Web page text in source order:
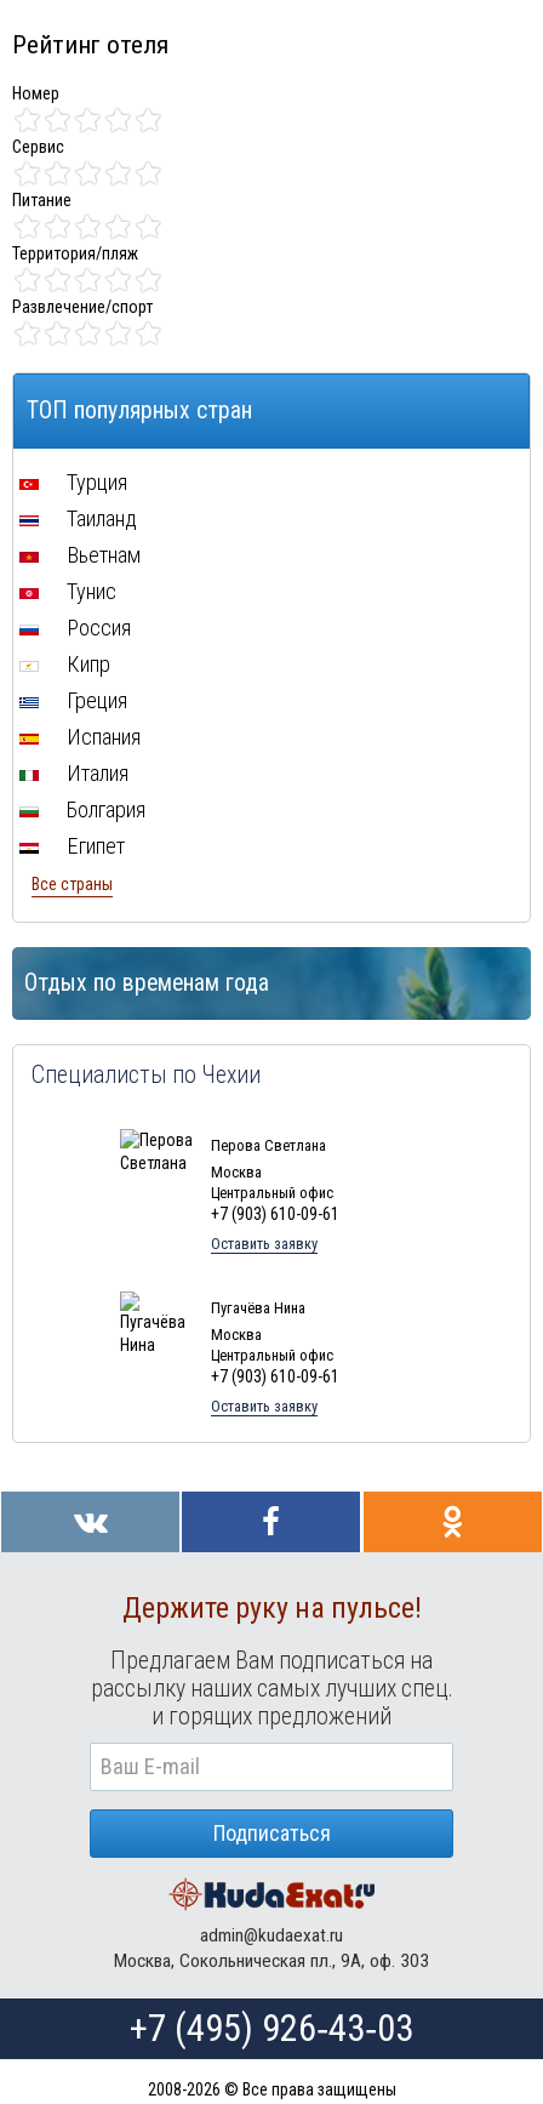
Рейтинг отеля
Номер
Сервис
Питание
Территория/пляж
Развлечение/спорт
ТОП популярных стран
Турция
Таиланд
Вьетнам
Тунис
Россия
Кипр
Греция
Испания
Италия
Болгария
Египет
Все страны
Отдых по временам года
Специалисты по Чехии
Перова Светлана
Москва
Центральный офис
+7 (903) 610-09-61
Оставить заявку
Пугачёва Нина
Москва
Центральный офис
+7 (903) 610-09-61
Оставить заявку
Держите руку на пульсе!
Предлагаем Вам подписаться на
рассылку наших самых лучших спец.
и горящих предложений
Подписаться
admin@kudaexat.ru
Москва, Сокольническая пл., 9А, оф. 303
+7 (495) 926‑43‑03
2008-2026 © Все права защищены